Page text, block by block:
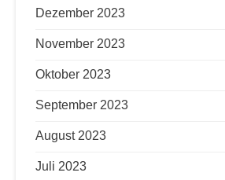
Dezember 2023
November 2023
Oktober 2023
September 2023
August 2023
Juli 2023